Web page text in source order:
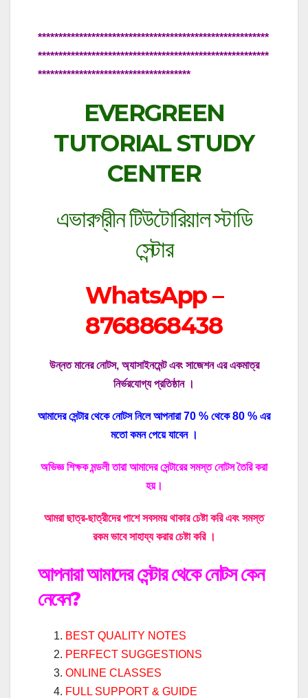
********************************************************
********************************************************
*************************************
EVERGREEN
TUTORIAL STUDY
CENTER
এভারগ্রীন টিউটোরিয়াল স্টাডি
সেন্টার
WhatsApp –
8768868438
উন্নত মানের নোটস, অ্যাসাইনমেন্ট এবং সাজেশন এর একমাত্র
নির্ভরযোগ্য প্রতিষ্ঠান ।
আমাদের সেন্টার থেকে নোটস নিলে আপনারা 70 % থেকে 80 % এর
মতো কমন পেয়ে যাবেন ।
অভিজ্ঞ শিক্ষক মন্ডলী তারা আমাদের সেন্টারের সমস্ত নোটস তৈরি করা
হয়।
আমরা ছাত্র-ছাত্রীদের পাশে সবসময় থাকার চেষ্টা করি এবং সমস্ত
রকম ভাবে সাহায্য করার চেষ্টা করি ।
আপনারা আমাদের সেন্টার থেকে নোটস কেন
নেবেন?
BEST QUALITY NOTES
PERFECT SUGGESTIONS
ONLINE CLASSES
FULL SUPPORT & GUIDE